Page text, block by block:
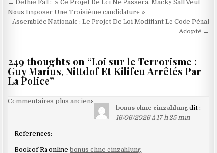
Navigation
de
← Déthié Fall : » Ce Projet De Loi Ne Passera, Macky Sall Veut
Nous Imposer Une Troisième candidature »
Assemblée Nationale : Le Projet De Loi Modifiant Le Code Pénal
Adopté →
249 thoughts on “Loi sur le Terrorisme :
Guy Marius, Nittdof Et Kilifeu Arrêtés Par
La Police”
Navigation
les
commentaires
Commentaires plus anciens
bonus ohne einzahlung dit :
16/06/2026 à 17 h 25 min
References:
Book of Ra onlinebonus ohne einzahlung